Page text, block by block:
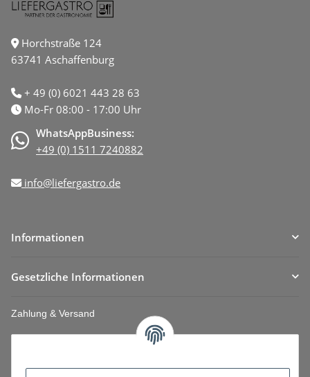
Horchstraße 124
63741 Aschaffenburg
+ 49 (0) 6021 443 28 63
Mo-Fr 08:00 - 17:00 Uhr
WhatsAppBusiness:
+49 (0) 1511 7240882
info@liefergastro.de
Informationen
Gesetzliche Informationen
Zahlung & Versand